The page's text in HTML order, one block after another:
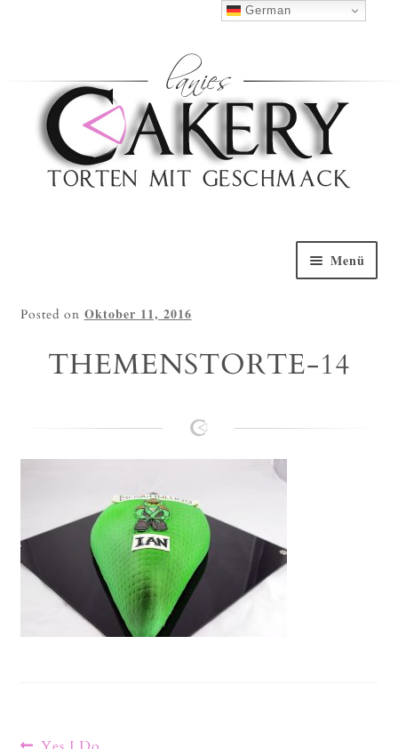
0152 5314 0461 Nach Oben
Menü
Torten Galerie
Posted on Oktober 11, 2016
THEMENSTORTE-14
German